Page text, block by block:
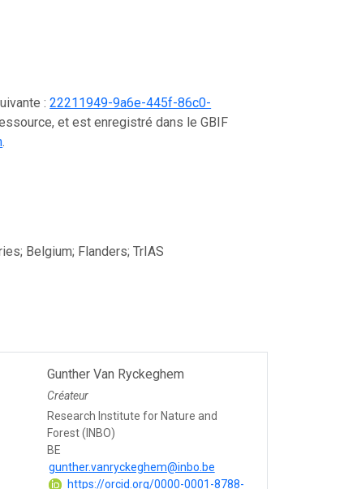
:22211949-9a6e-445f-86c0-
et est enregistré dans le GBIF
.
Belgium; Flanders; TrIAS
Gunther Van Ryckeghem
Créateur
Research Institute for Nature and
Forest (INBO)
BE
gunther.vanryckeghem@inbo.be
https://orcid.org/0000-0001-8788-